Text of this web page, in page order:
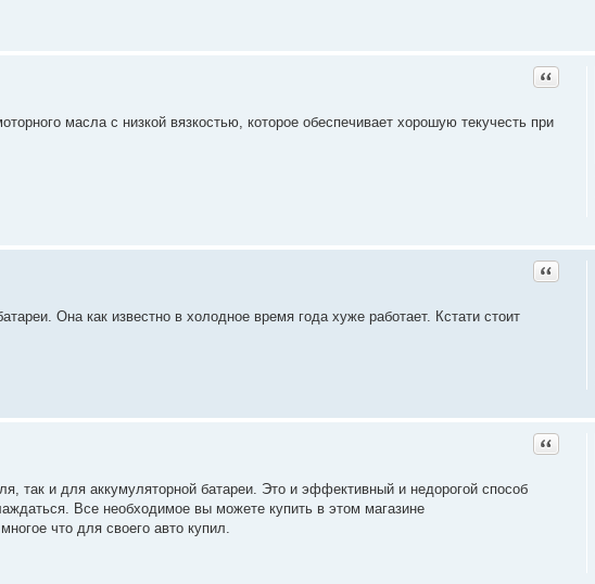
Цитата
масла с низкой вязкостью, которое обеспечивает хорошую текучесть при
Цитата
Она как известно в холодное время года хуже работает. Кстати стоит
Цитата
так и для аккумуляторной батареи. Это и эффективный и недорогой способ
Все необходимое вы можете купить в этом магазине
что для своего авто купил.